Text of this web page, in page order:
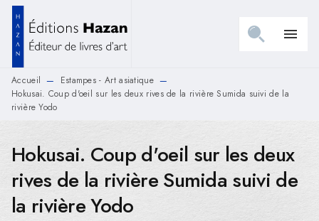
MENU RECHERCHE
PIED DE PAGE
menu
Accueil — Estampes - Art asiatique —
Hokusai. Coup d'oeil sur les deux rives de la rivière Sumida suivi de la
rivière Yodo
Hokusai. Coup d'oeil sur les deux
rives de la rivière Sumida suivi de
la rivière Yodo